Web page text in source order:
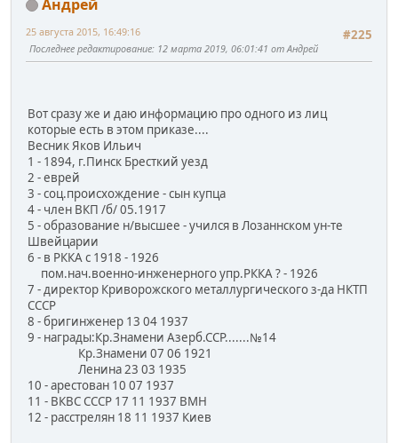
Андрей
#225
25 августа 2015, 16:49:16
Последнее редактирование: 12 марта 2019, 06:01:41 от Андрей
Вот сразу же и даю информацию про одного из лиц
которые есть в этом приказе....
Весник Яков Ильич
1 - 1894, г.Пинск Бресткий уезд
2 - еврей
3 - соц.происхождение - сын купца
4 - член ВКП /б/ 05.1917
5 - образование н/высшее - учился в Лозаннском ун-те
Швейцарии
6 - в РККА с 1918 - 1926
пом.нач.военно-инженерного упр.РККА ? - 1926
7 - директор Криворожского металлургического з-да НКТП
СССР
8 - бригинженер 13 04 1937
9 - награды:Кр.Знамени Азерб.ССР.......№14
Кр.Знамени 07 06 1921
Ленина 23 03 1935
10 - арестован 10 07 1937
11 - ВКВС СССР 17 11 1937 ВМН
12 - расстрелян 18 11 1937 Киев